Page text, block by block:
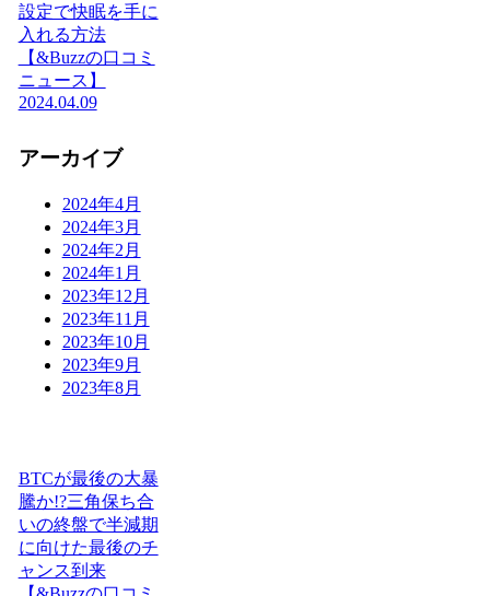
設定で快眠を手に
入れる方法
【&Buzzの口コミ
ニュース】
2024.04.09
アーカイブ
2024年4月
2024年3月
2024年2月
2024年1月
2023年12月
2023年11月
2023年10月
2023年9月
2023年8月
BTCが最後の大暴
騰か!?三角保ち合
いの終盤で半減期
に向けた最後のチ
ャンス到来